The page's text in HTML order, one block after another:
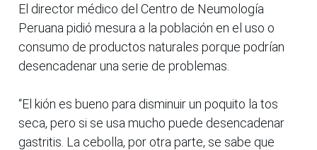
El director médico del Centro de Neumología
Peruana pidió mesura a la población en el uso o
consumo de productos naturales porque podrían
desencadenar una serie de problemas.
“El kión es bueno para disminuir un poquito la tos
seca, pero si se usa mucho puede desencadenar
gastritis. La cebolla, por otra parte, se sabe que